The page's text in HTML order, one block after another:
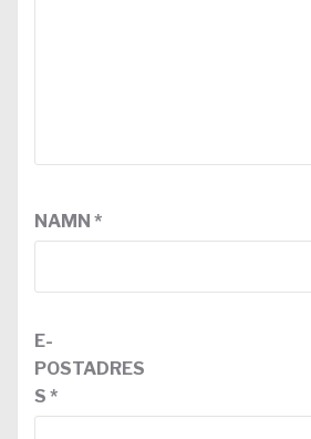
NAMN *
E-
POSTADRES
S *